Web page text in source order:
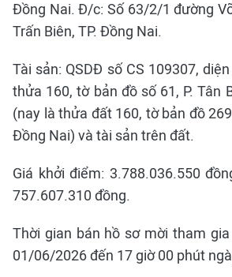
Đồng Nai. Đ/c: Số 63/2/1 đường
Trấn Biên, TP. Đồng Nai.
Tài sản: QSDĐ số CS 109307,
thửa 160, tờ bản đồ số 61, P. Tân
(nay là thửa đất 160, tờ bản đồ
Đồng Nai) và tài sản trên đất.
Giá khởi điểm: 3.788.036.550
757.607.310 đồng.
Thời gian bán hồ sơ mời tham
01/06/2026 đến 17 giờ 00 phút